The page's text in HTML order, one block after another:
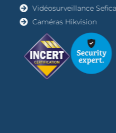
Vidéosurveillance Sefica
Caméras Hikvision